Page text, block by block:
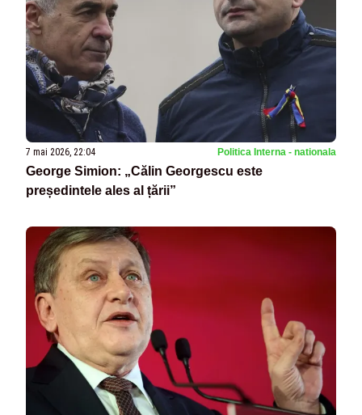
7 mai 2026, 22:04 Politica Interna - nationala
George Simion: „Călin Georgescu este
președintele ales al țării”